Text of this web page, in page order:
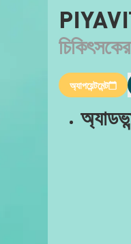
অ্যাপয়েন্টমেন্ট